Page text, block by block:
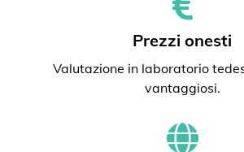
Prezzi onesti
Valutazione in laboratorio
vantaggiosi.